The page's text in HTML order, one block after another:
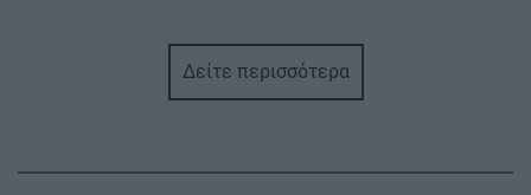
Δείτε περισσότερα